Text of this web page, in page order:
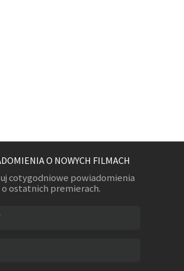
O NOWYCH FILMACH
cotygodniowe powiadomienia
o ostatnich premierach.